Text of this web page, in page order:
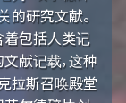
的研究文献。
着包括人类记
献记载，这种
拉斯召唤殿堂